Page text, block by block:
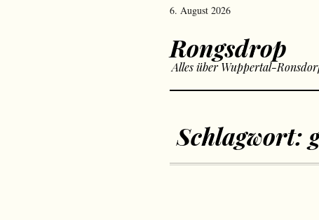
6. August 2026
Rongsdrop
Alles über Wuppertal-
Schlagwort: